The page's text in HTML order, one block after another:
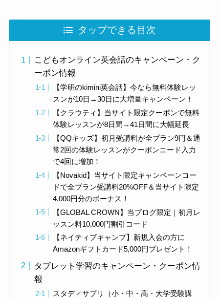
タップできる目次
こどもオンライン英会話のキャンペーン・ク
ーポン情報
【学研のkimini英会話】今なら無料体験レッ
スンが10日→30日に大増量キャンペーン！
【クラウティ】当サイト限定クーポンで無料
体験レッスンが8日間→41日間に大幅延長
【QQキッズ】初月受講料が全プラン9円＆通
常2回の体験レッスンがクーポンコード入力
で4回に増加！
【Novakid】当サイト限定キャンペーンコー
ドで全プラン受講料20%OFF＆当サイト限定
4,000円分のボーナス！
【GLOBAL CROWN】当ブログ限定｜初月レ
ッスン料10,000円割引コード
【ネイティブキャンプ】新規入会の方に
Amazonギフトカード5,000円プレゼント！
タブレット学習のキャンペーン・クーポン情
報
スタディサプリ（小・中・高・大学受験講